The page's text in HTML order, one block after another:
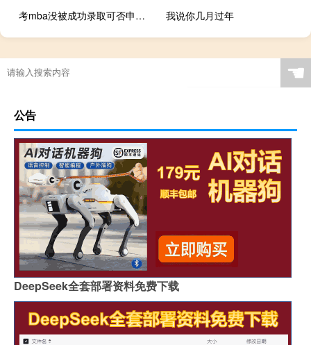
考mba没被成功录取可否申请调剂
我说你几月过年
☚
公告
DeepSeek全套部署资料免费下载